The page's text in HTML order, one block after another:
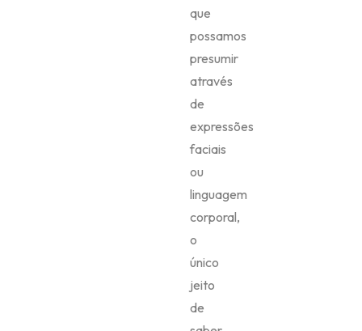
que
possamos
presumir
através
de
expressões
faciais
ou
linguagem
corporal,
o
único
jeito
de